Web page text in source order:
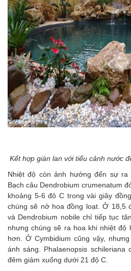
Kết hợp giàn lan với tiểu cảnh nước
Nhiệt độ còn ảnh hưởng đến sự
Bạch câu Dendrobium crumenatum
khoảng 5-6 đô C trong vài giây
chúng sẽ nở hoa đồng loạt. Ở 18,5
và Dendrobium nobile chỉ tiếp tục
nhưng chúng sẽ ra hoa khi nhiệt độ
hơn. Ở Cymbidium cũng vậy,
ánh sáng. Phalaenopsis
đêm giảm xuống dưới 21 độ C.